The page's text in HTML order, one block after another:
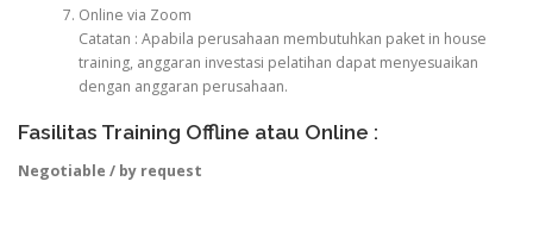
Online via Zoom
Catatan : Apabila perusahaan membutuhkan paket in house
training, anggaran investasi pelatihan dapat menyesuaikan
dengan anggaran perusahaan.
Fasilitas Training Offline atau Online :
Negotiable / by request